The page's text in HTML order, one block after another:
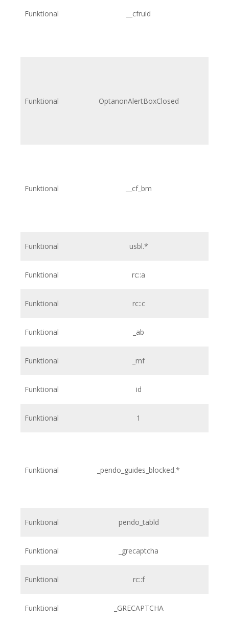
Funktional __cfruid
Funktional OptanonAlertBoxClosed
Funktional __cf_bm
Funktional usbl.*
Funktional rc::a
Funktional rc::c
Funktional _ab
Funktional _mf
Funktional id
Funktional 1
Funktional _pendo_guides_blocked.*
Funktional pendo_tabld
Funktional _grecaptcha
Funktional rc::f
Funktional _GRECAPTCHA